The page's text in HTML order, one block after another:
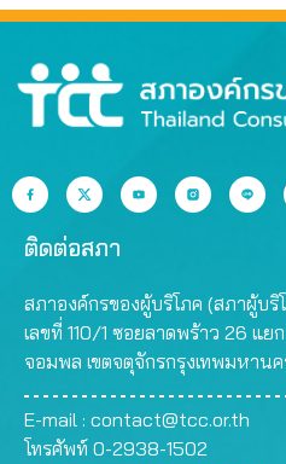
ติดต่อสภา
สภาองค์กรของผู้บริโภค (สภาผู้บริ
เลขที่ 110/1 ซอยลาดพร้าว 26 แ
จอมพล เขตจตุจักรกรุงเทพมหาน
E-mail : contact@tcc.or.th
โทรศัพท์ 0-2938-1502